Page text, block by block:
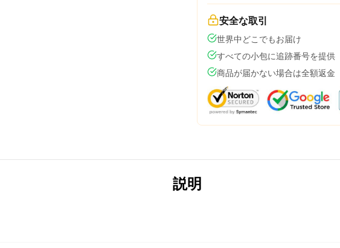
安全な取引
世界中どこでもお届け
すべての小包に追跡番号を提供
商品が届かない場合は全額返金
説明